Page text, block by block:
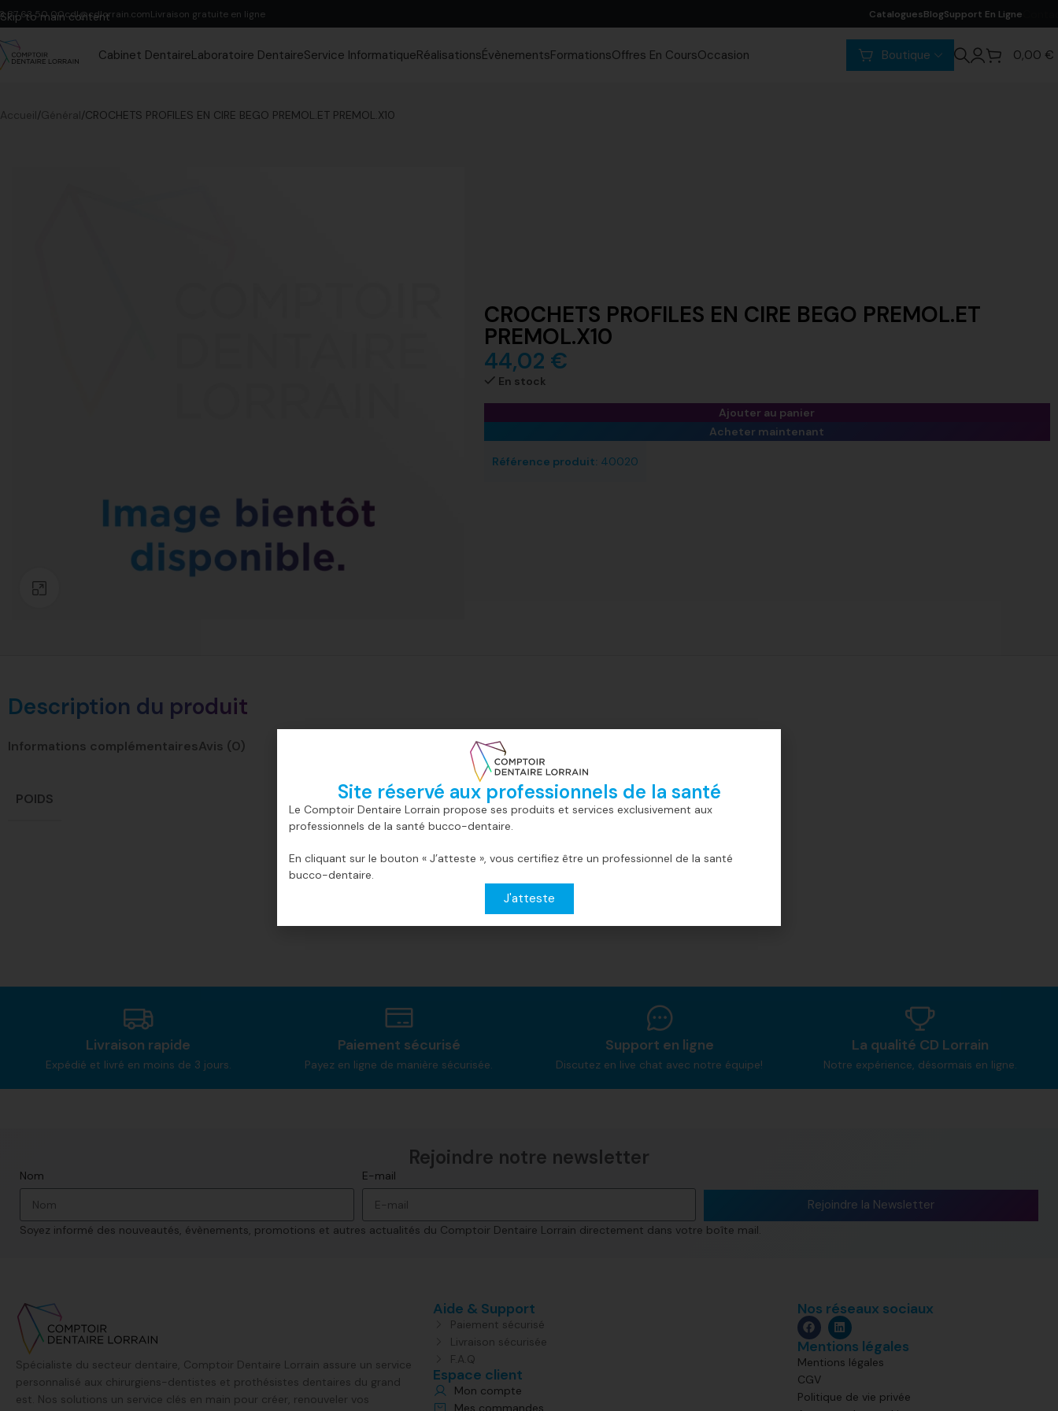
Skip to main content
87 63 50 00cdl@cdlorrain.comLivraison gratuite en ligne CataloguesBlogSupport En Ligne
Cabinet DentaireLaboratoire DentaireService InformatiqueRéalisationsÉvènementsFormationsOffres En CoursOccasion Boutique 0,00 €
Accueil Général CROCHETS PROFILES EN CIRE BEGO PREMOL.ET PREMOL.X10
CROCHETS PROFILES EN CIRE BEGO PREMOL.ET
PREMOL.X10
44,02 €
En stock
Ajouter au panier
Acheter maintenant
Référence produit:40020
Description du produit
Informations complémentairesAvis (0)
POIDS 0,0 kg
Livraison rapide
Expédié et livré en moins de 3 jours.
Paiement sécurisé
Payez en ligne de manière sécurisée.
Support en ligne
Discutez en live chat avec notre équipe!
La qualité CD Lorrain
Notre expérience, désormais en ligne.
Rejoindre notre newsletter​
Nom E-mail
Rejoindre la Newsletter
Soyez informé des nouveautés, évènements, promotions et autres actualités du Comptoir Dentaire Lorrain directement dans votre boîte mail.
Spécialiste du secteur dentaire, Comptoir Dentaire Lorrain assure un service
personnalisé aux chirurgiens-dentistes et prothésistes dentaires du grand
est. Nos solutions un service clés en main pour créer, renouveler vos
Aide & Support
Paiement sécurisé
Livraison sécurisée
F.A.Q
Espace client
Mon compte
Mes commandes
Nos réseaux sociaux
Mentions légales
Mentions légales
CGV
Politique de vie privée
Site réservé aux professionnels de la santé
Le Comptoir Dentaire Lorrain propose ses produits et services exclusivement aux
professionnels de la santé bucco-dentaire.
En cliquant sur le bouton « J’atteste », vous certifiez être un professionnel de la santé
bucco-dentaire.
J'atteste